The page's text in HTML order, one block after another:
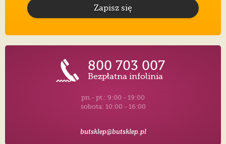
Zapisz się
800 703 007
Bezpłatna infolinia
pn.- pt.: 9:00 - 19:00
sobota: 10:00 - 16:00
butsklep@butsklep.pl